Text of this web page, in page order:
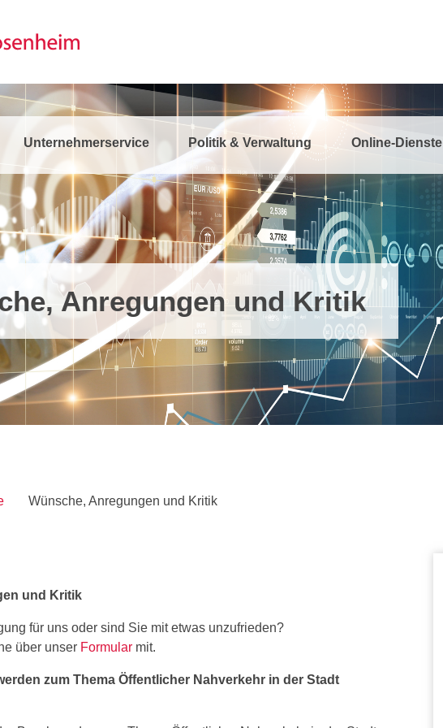
Unternehmerservice Politik & Verwaltung Online-Dienste
Anregungen und Kritik
Seite "Wünsche, Anregungen und Kritik"
Wünsche, Anregungen und Kritik
und Kritik
für uns oder sind Sie mit etwas unzufrieden?
über unser Formular mit.
zum Thema Öffentlicher Nahverkehr in der Stadt